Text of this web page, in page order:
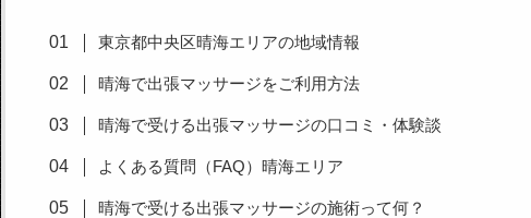
東京都中央区晴海エリアの地域情報
晴海で出張マッサージをご利用方法
晴海で受ける出張マッサージの口コミ・体験談
よくある質問（FAQ）晴海エリア
晴海で受ける出張マッサージの施術って何？